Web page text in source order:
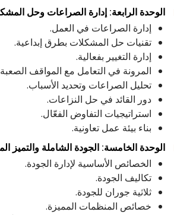
الوحدة الرابعة: إدارة الصراعات وحل
إدارة الصراعات في العمل.
تقنيات حل المشكلات بطرق إبداعية.
إدارة التغيير بفعالية.
المرونة في التعامل مع المواقف
تحليل الصراعات وتحديد الأسباب.
دور القائد في حل النزاعات.
استراتيجيات التفاوض الفعّال.
بناء بيئة عمل تعاونية.
الوحدة الخامسة: الجودة الشاملة والتميز
الخصائص الأساسية لإدارة الجودة.
تكاليف الجودة.
ثلاثية جوران للجودة.
خصائص المنظمات المميزة.